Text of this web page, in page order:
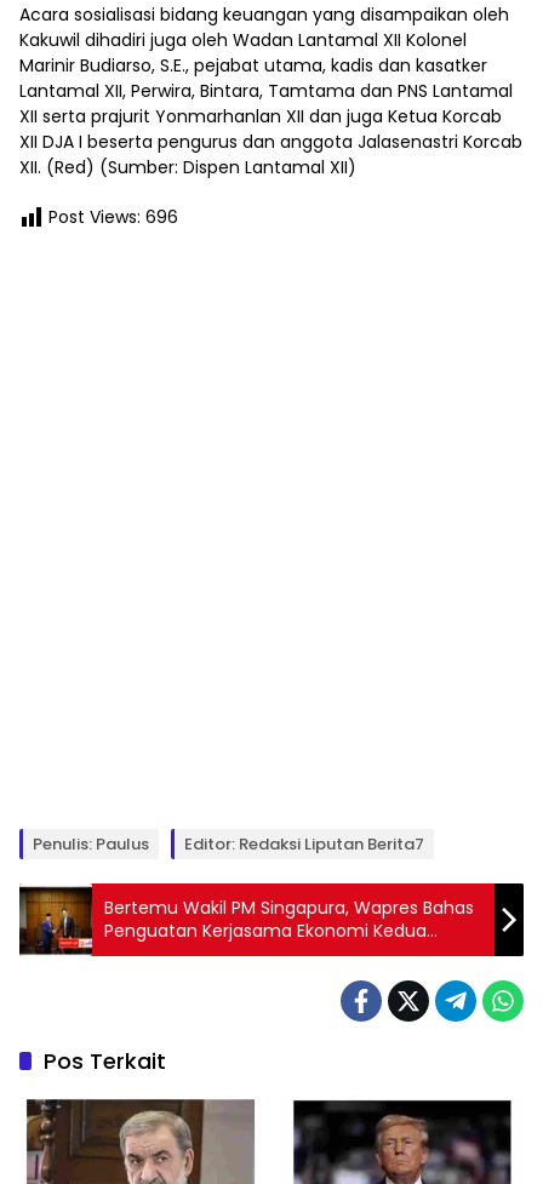
Acara sosialisasi bidang keuangan yang disampaikan oleh
Kakuwil dihadiri juga oleh Wadan Lantamal XII Kolonel
Marinir Budiarso, S.E., pejabat utama, kadis dan kasatker
Lantamal XII, Perwira, Bintara, Tamtama dan PNS Lantamal
XII serta prajurit Yonmarhanlan XII dan juga Ketua Korcab
XII DJA I beserta pengurus dan anggota Jalasenastri Korcab
XII. (Red) (Sumber: Dispen Lantamal XII)
Post Views: 696
Penulis: Paulus Editor: Redaksi Liputan Berita7
Bertemu Wakil PM Singapura, Wapres Bahas
Penguatan Kerjasama Ekonomi Kedua
Negara
Pos Terkait